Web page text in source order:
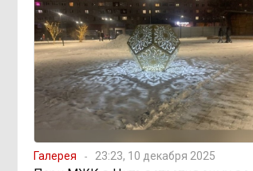
09:31, Вчера
Сахар, курица и хлеб
продолжают дорожать, а статистика
рисует обратное
08:01, Вчера Забайкалье строит
дамбы раньше сроков, чтобы
паводки не застали врасплох
18:01, 6 августа
Погодные качели в
Галерея 23:23, 10 декабря 2025